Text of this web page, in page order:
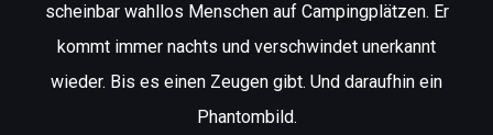
scheinbar wahllos Menschen auf Campingplätzen. Er
kommt immer nachts und verschwindet unerkannt
wieder. Bis es einen Zeugen gibt. Und daraufhin ein
Phantombild.